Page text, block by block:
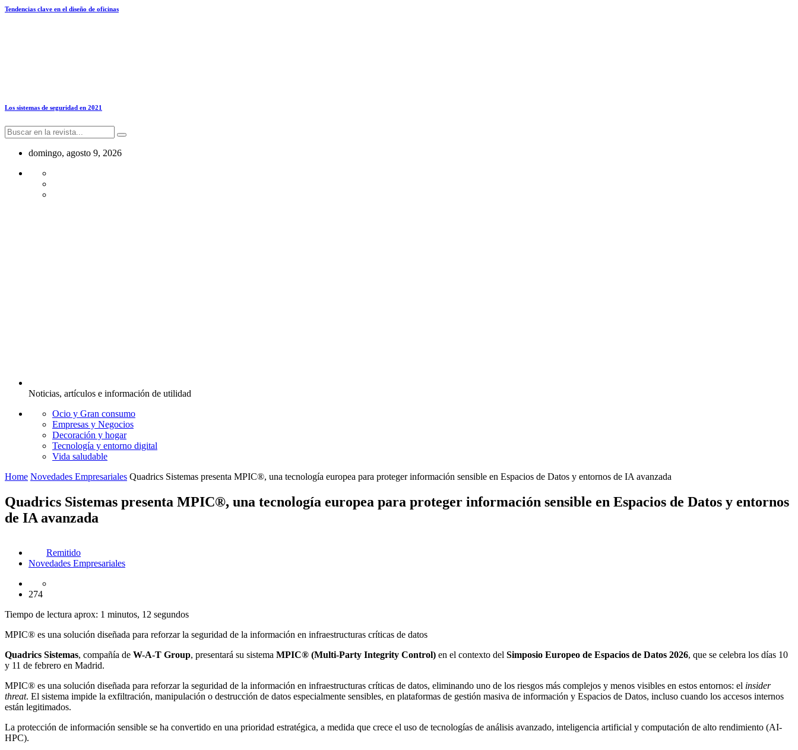
Tendencias clave en el diseño de oficinas
Los sistemas de seguridad en 2021
domingo, agosto 9, 2026
Noticias, artículos e información de utilidad
Ocio y Gran consumo
Empresas y Negocios
Decoración y hogar
Tecnología y entorno digital
Vida saludable
Home Novedades Empresariales Quadrics Sistemas presenta MPIC®, una tecnología europea para proteger información sensible en Espacios de Datos y entornos de IA avanzada
Quadrics Sistemas presenta MPIC®, una tecnología europea para proteger información sensible en Espacios de Datos y entornos
de IA avanzada
Remitido
Novedades Empresariales
274
Tiempo de lectura aprox: 1 minutos, 12 segundos
MPIC® es una solución diseñada para reforzar la seguridad de la información en infraestructuras críticas de datos
Quadrics Sistemas, compañía de W-A-T Group, presentará su sistema MPIC® (Multi-Party Integrity Control) en el contexto del Simposio Europeo de Espacios de Datos 2026, que se celebra los días 10
y 11 de febrero en Madrid.
MPIC® es una solución diseñada para reforzar la seguridad de la información en infraestructuras críticas de datos, eliminando uno de los riesgos más complejos y menos visibles en estos entornos: el insider
threat. El sistema impide la exfiltración, manipulación o destrucción de datos especialmente sensibles, en plataformas de gestión masiva de información y Espacios de Datos, incluso cuando los accesos internos
están legitimados.
La protección de información sensible se ha convertido en una prioridad estratégica, a medida que crece el uso de tecnologías de análisis avanzado, inteligencia artificial y computación de alto rendimiento (AI-
HPC).